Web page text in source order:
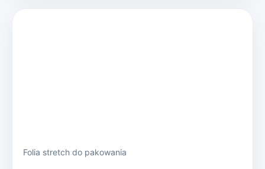
Folia stretch do pakowania